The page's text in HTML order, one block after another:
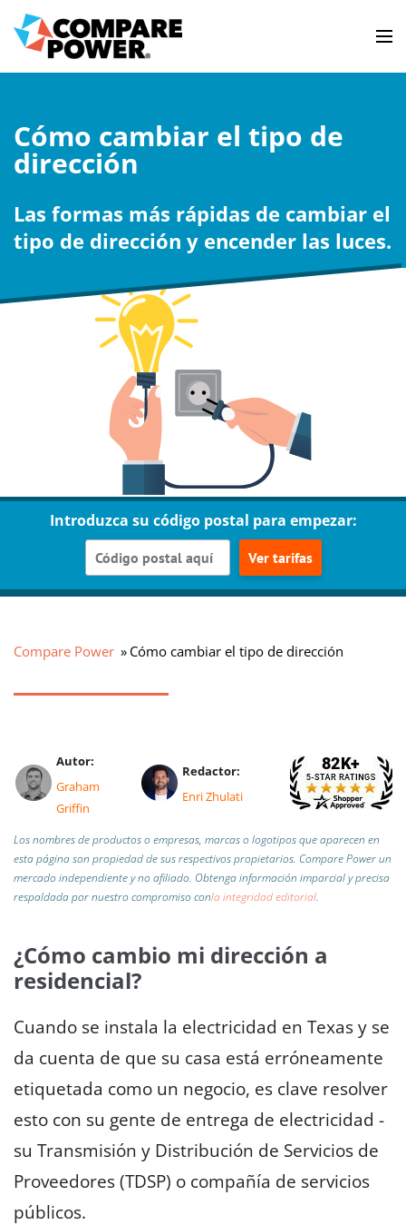
Cómo cambiar el tipo de
dirección
Las formas más rápidas de cambiar el
tipo de dirección y encender las luces.
Introduzca su código postal para empezar:
Ver tarifas
Compare Power Cómo cambiar el tipo de dirección
Autor:
Graham
Griffin
Redactor:
Enri Zhulati
Los nombres de productos o empresas, marcas o logotipos que aparecen en
esta página son propiedad de sus respectivos propietarios. Compare Power un
mercado independiente y no afiliado. Obtenga información imparcial y precisa
respaldada por nuestro compromiso conla integridad editorial.
¿Cómo cambio mi dirección a
residencial?
Cuando se instala la electricidad en Texas y se
da cuenta de que su casa está erróneamente
etiquetada como un negocio, es clave resolver
esto con su gente de entrega de electricidad -
su Transmisión y Distribución de Servicios de
Proveedores (TDSP) o compañía de servicios
públicos.